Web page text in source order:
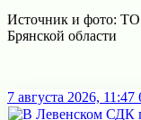
Источник и фото: ТО
Брянской области
7 августа 2026, 11:47